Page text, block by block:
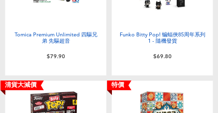
Tomica Premium Unlimited 四驅兄
弟 先驅超音
$79.90
Funko Bitty Pop! 蝙蝠俠85周年系列
1 - 隨機發貨
$69.80
清貨大減價 特價